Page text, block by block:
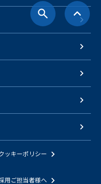
ッキーポリシー
用ご担当者様へ